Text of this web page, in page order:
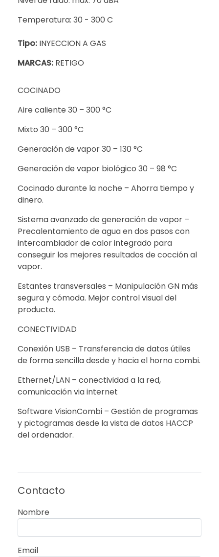
Temperatura: 30 - 300 C
Tipo: INYECCION A GAS
MARCAS: RETIGO
COCINADO
Aire caliente 30 – 300 °C
Mixto 30 – 300 °C
Generación de vapor 30 – 130 °C
Generación de vapor biológico 30 – 98 °C
Cocinado durante la noche – Ahorra tiempo y
dinero.
Sistema avanzado de generación de vapor –
Precalentamiento de agua en dos pasos con
intercambiador de calor integrado para
conseguir los mejores resultados de cocción al
vapor.
Estantes transversales – Manipulación GN más
segura y cómoda. Mejor control visual del
producto.
CONECTIVIDAD
Conexión USB – Transferencia de datos útiles
de forma sencilla desde y hacia el horno combi.
Ethernet/LAN – conectividad a la red,
comunicación via internet
Software VisionCombi – Gestión de programas
y pictogramas desde la vista de datos HACCP
del ordenador.
Contacto
Nombre
Email